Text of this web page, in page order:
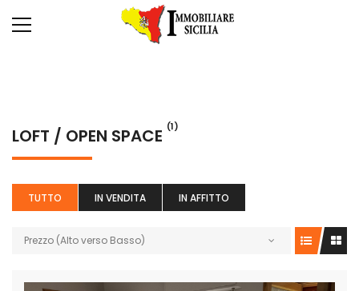
LOFT / OPEN SPACE (1)
TUTTO IN VENDITA IN AFFITTO
Prezzo (Alto verso Basso)